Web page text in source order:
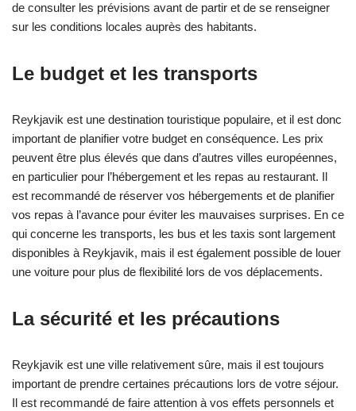
de consulter les prévisions avant de partir et de se renseigner
sur les conditions locales auprès des habitants.
Le budget et les transports
Reykjavik est une destination touristique populaire, et il est donc
important de planifier votre budget en conséquence. Les prix
peuvent être plus élevés que dans d’autres villes européennes,
en particulier pour l’hébergement et les repas au restaurant. Il
est recommandé de réserver vos hébergements et de planifier
vos repas à l’avance pour éviter les mauvaises surprises. En ce
qui concerne les transports, les bus et les taxis sont largement
disponibles à Reykjavik, mais il est également possible de louer
une voiture pour plus de flexibilité lors de vos déplacements.
La sécurité et les précautions
Reykjavik est une ville relativement sûre, mais il est toujours
important de prendre certaines précautions lors de votre séjour.
Il est recommandé de faire attention à vos effets personnels et